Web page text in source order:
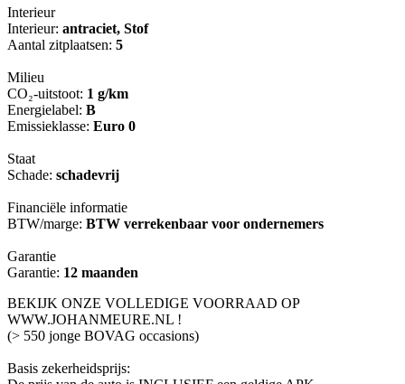
Interieur
Interieur: antraciet, Stof
Aantal zitplaatsen: 5
Milieu
CO₂-uitstoot: 1 g/km
Energielabel: B
Emissieklasse: Euro 0
Staat
Schade: schadevrij
Financiële informatie
BTW/marge: BTW verrekenbaar voor ondernemers
Garantie
Garantie: 12 maanden
BEKIJK ONZE VOLLEDIGE VOORRAAD OP
WWW.JOHANMEURE.NL !
(> 550 jonge BOVAG occasions)
Basis zekerheidsprijs: